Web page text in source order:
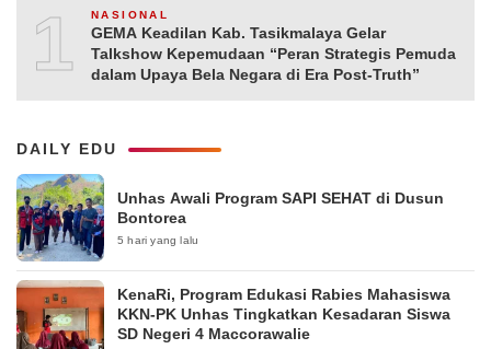
10NASIONAL
GEMA Keadilan Kab. Tasikmalaya Gelar
Talkshow Kepemudaan “Peran Strategis Pemuda
dalam Upaya Bela Negara di Era Post-Truth”
DAILY EDU
Unhas Awali Program SAPI SEHAT di Dusun
Bontorea
5 hari yang lalu
KenaRi, Program Edukasi Rabies Mahasiswa
KKN-PK Unhas Tingkatkan Kesadaran Siswa
SD Negeri 4 Maccorawalie